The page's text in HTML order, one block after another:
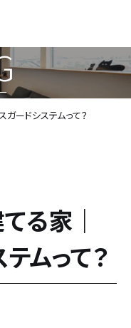
ードシステムって？
る家｜
ムって？